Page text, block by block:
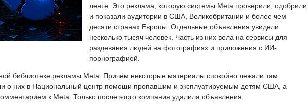
ленте. Это реклама, которую системы Meta проверили, одобрили
и показали аудитории в США, Великобритании и более чем
десяти странах Европы. Отдельные объявления увидели
несколько тысяч человек. Часть из них вела на сервисы для
раздевания людей на фотографиях и приложения с ИИ-
порнографией.
библиотеке рекламы Meta. Причём некоторые материалы спокойно лежали там
о них в Национальный центр помощи пропавшим и эксплуатируемым детям США, а
к Meta. Только после этого компания удалила объявления.